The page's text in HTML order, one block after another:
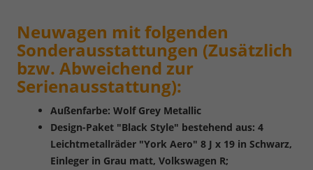
Neuwagen mit folgenden
Sonderausstattungen (Zusätzlich
bzw. Abweichend zur
Serienausstattung):
Außenfarbe: Wolf Grey Metallic
Design-Paket "Black Style" bestehend aus: 4
Leichtmetallräder "York Aero" 8 J x 19 in Schwarz,
Einleger in Grau matt, Volkswagen R;